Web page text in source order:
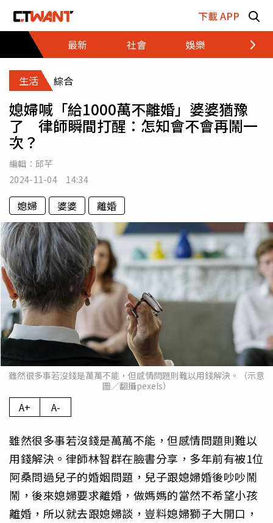
下載 APP
最新
社會 娛樂 財經
生活 綜合
媳婦喊「給1000萬不離婚」婆婆猶豫
了 律師瞬間打醒：怎知會不會再鬧一
次？
編輯： 邱芊
2024-11-04 14:34
媳婦 婆婆 離婚
雖然很多事若沒錢是萬萬不能，但感情問題則難以用錢解決。（示意
圖／翻攝pexels）
A+ A-
雖然很多事若沒錢是萬萬不能，但感情問題則難以
用錢解決。律師林智群在臉書分享，多年前有被1位
阿桑問過兒子的婚姻問題，兒子跟媳婦婚後吵吵鬧
鬧，後來媳婦要求離婚，做媽媽的當然不希望小孩
離婚，所以就去跟媳婦談，豈料媳婦獅子大開口，